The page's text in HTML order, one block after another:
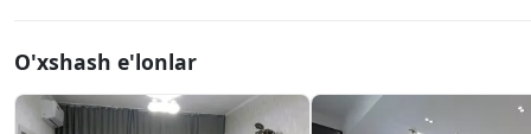
O'xshash e'lonlar